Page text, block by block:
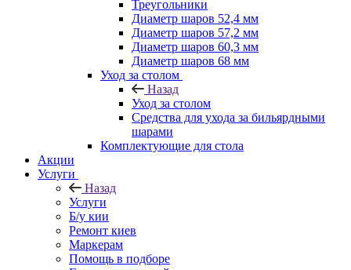
Треугольники
Диаметр шаров 52,4 мм
Диаметр шаров 57,2 мм
Диаметр шаров 60,3 мм
Диаметр шаров 68 мм
Уход за столом
Назад
Уход за столом
Средства для ухода за бильярдными
шарами
Комплектующие для стола
Акции
Услуги
Назад
Услуги
Б/у кии
Ремонт киев
Маркерам
Помощь в подборе